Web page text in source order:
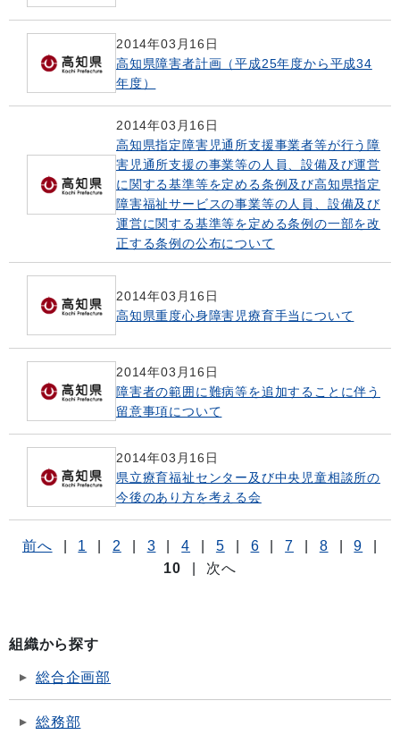
2014年03月16日
高知県障害者計画（平成25年度から平成34
年度）
2014年03月16日
高知県指定障害児通所支援事業者等が行う障
害児通所支援の事業等の人員、設備及び運営
に関する基準等を定める条例及び高知県指定
障害福祉サービスの事業等の人員、設備及び
運営に関する基準等を定める条例の一部を改
正する条例の公布について
2014年03月16日
高知県重度心身障害児療育手当について
2014年03月16日
障害者の範囲に難病等を追加することに伴う
留意事項について
2014年03月16日
県立療育福祉センター及び中央児童相談所の
今後のあり方を考える会
前へ 1 2 3 4 5 6 7 8 9
10
次へ
組織から探す
総合企画部
総務部